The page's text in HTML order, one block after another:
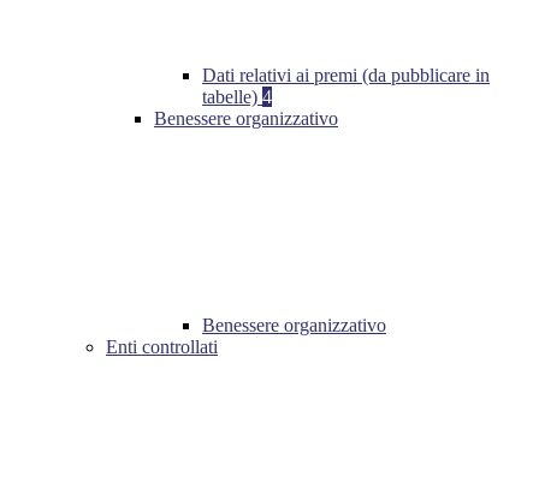
Dati relativi ai premi (da pubblicare in
tabelle) 4
Benessere organizzativo
Benessere organizzativo
Enti controllati